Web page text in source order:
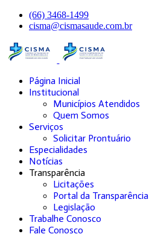
(66) 3468-1499
cisma@cismasaude.com.br
Página Inicial
Institucional
Municípios Atendidos
Quem Somos
Serviços
Solicitar Prontuário
Especialidades
Notícias
Transparência
Licitações
Portal da Transparência
Legislação
Trabalhe Conosco
Fale Conosco